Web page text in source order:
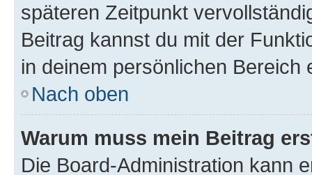
späteren Zeitpunkt
Beitrag kannst du mit der
in deinem persönlichen Bereich
Nach oben
Warum muss mein Beitrag
Die Board-Administration kann